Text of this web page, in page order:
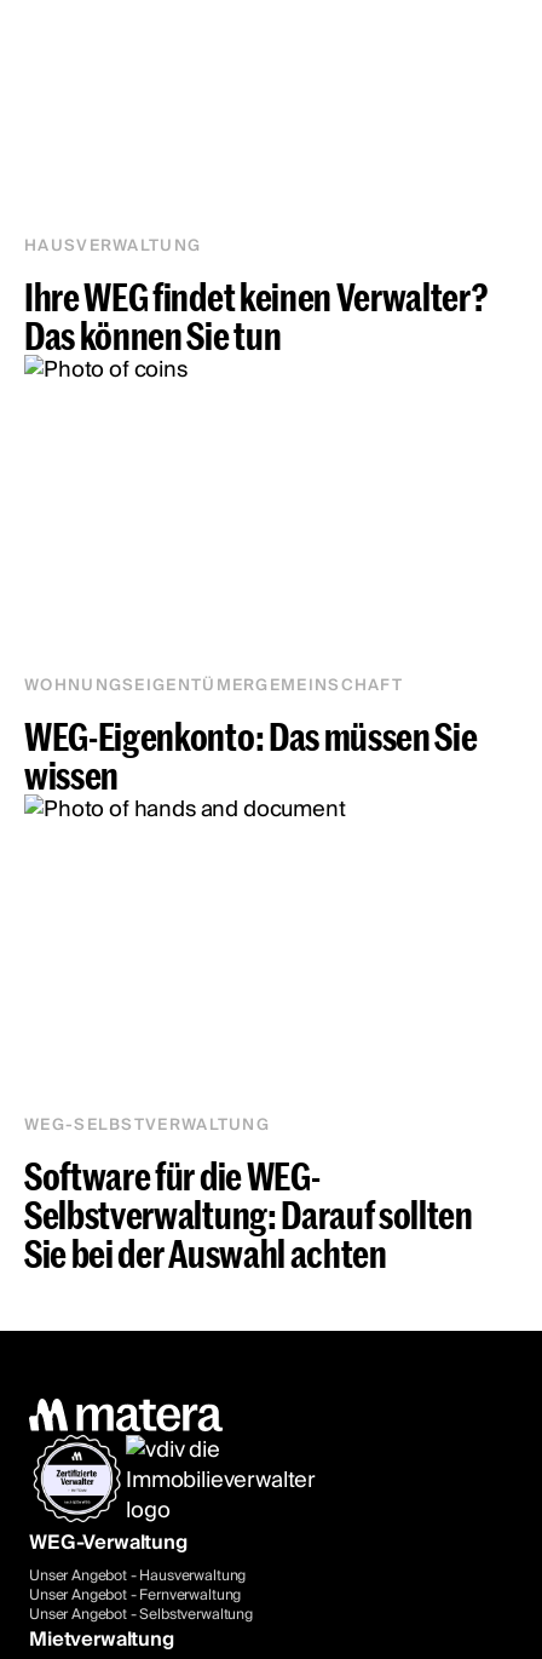
HAUSVERWALTUNG
Ihre WEG findet keinen Verwalter?
Das können Sie tun
WOHNUNGSEIGENTÜMERGEMEINSCHAFT
WEG-Eigenkonto: Das müssen Sie
wissen
WEG-SELBSTVERWALTUNG
Software für die WEG-
Selbstverwaltung: Darauf sollten
Sie bei der Auswahl achten
WEG-Verwaltung
Unser Angebot - Hausverwaltung
Unser Angebot - Fernverwaltung
Unser Angebot - Selbstverwaltung
Mietverwaltung